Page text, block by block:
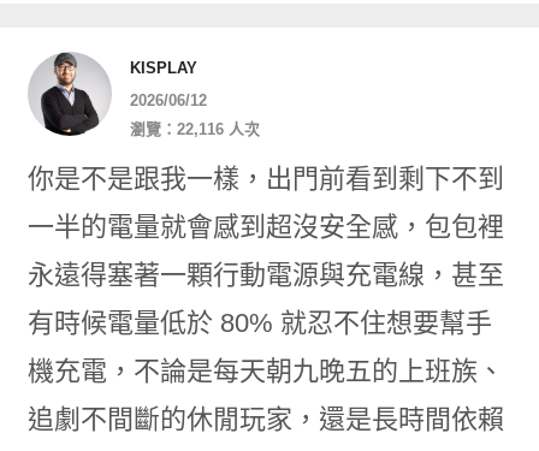
KISPLAY
2026/06/12
瀏覽：22,116 人次
你是不是跟我一樣，出門前看到剩下不到
一半的電量就會感到超沒安全感，包包裡
永遠得塞著一顆行動電源與充電線，甚至
有時候電量低於 80% 就忍不住想要幫手
機充電，不論是每天朝九晚五的上班族、
追劇不間斷的休閒玩家，還是長時間依賴